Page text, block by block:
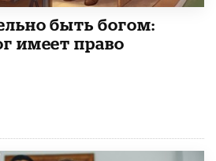
быть богом:
имеет право